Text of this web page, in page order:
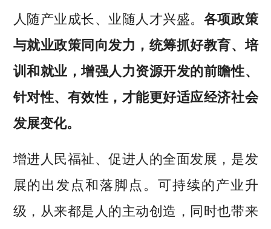
人随产业成长、业随人才兴盛。 各项政策
与就业政策同向发力，统筹抓好教育、培
训和就业，增强人力资源开发的前瞻性、
针对性、有效性，才能更好适应经济社会
发展变化。
增进人民福祉、促进人的全面发展，是发
展的出发点和落脚点。可持续的产业升
级，从来都是人的主动创造，同时也带来